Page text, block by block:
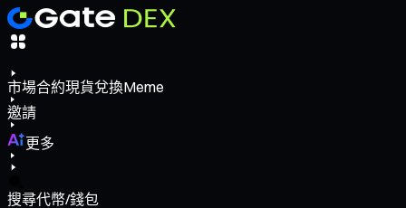
市場合約現貨兌換Meme
邀請
更多
搜尋代幣/錢包